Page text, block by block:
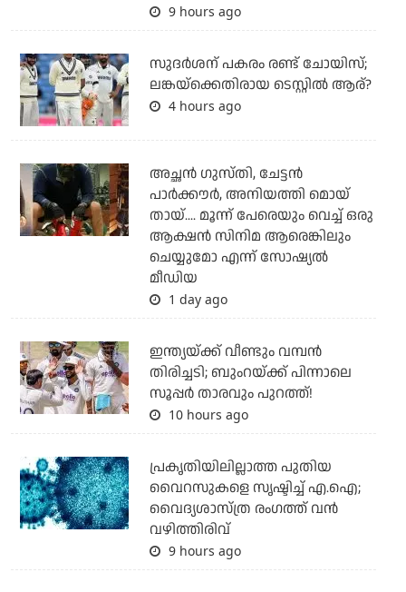
9 hours ago
സുദര്‍ശന് പകരം രണ്ട് ചോയിസ്;
ലങ്കയ്‌ക്കെതിരായ ടെസ്റ്റില്‍ ആര്?
4 hours ago
അച്ഛന്‍ ഗുസ്തി, ചേട്ടന്‍
പാര്‍ക്കൗര്‍, അനിയത്തി മൊയ്
തായ്.... മൂന്ന് പേരെയും വെച്ച് ഒരു
ആക്ഷന്‍ സിനിമ ആരെങ്കിലും
ചെയ്യുമോ എന്ന് സോഷ്യല്‍
മീഡിയ
1 day ago
ഇന്ത്യയ്ക്ക് വീണ്ടും വമ്പന്‍
തിരിച്ചടി; ബുംറയ്ക്ക് പിന്നാലെ
സൂപ്പര്‍ താരവും പുറത്ത്!
10 hours ago
പ്രകൃതിയിലില്ലാത്ത പുതിയ
വൈറസുകളെ സൃഷ്ടിച്ച് എ.ഐ;
വൈദ്യശാസ്ത്ര രംഗത്ത് വന്‍
വഴിത്തിരിവ്
9 hours ago